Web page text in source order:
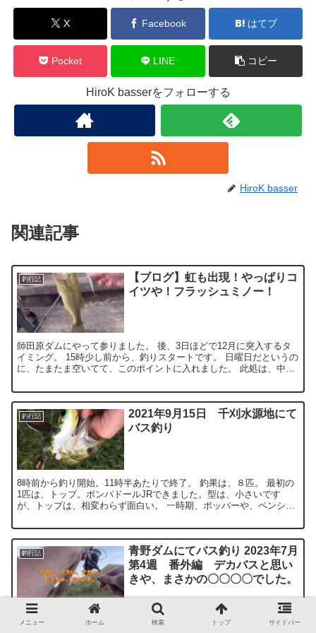
X Facebook はてブ
Pocket LINE コピー
HiroK basserをフォローする
HiroK basser
関連記事
釣行記
【ブログ】虹も出現！やっぱりコ
イツや！フラッシュミノー！
師田原ダムにやって参りました。 後、3日ほどで12月に突入するタ
イミング。 15時少し前から、釣りスタートです。 日曜日だというの
に、たまたま空いてて、このポイントに入れました。 此処は、中央
釣行記
2021年9月15日 千刈水源地にて
バス釣り
8時前から釣り開始。11時半あたりで終了。 釣果は、８匹。 最初の
1匹は、トップ。ポンパドールJRできました。型は、小さいです
が、トップは、相変わらず面白い。 一時期、ポッパーや、ペンシル
釣行記
青野ダムにてバス釣り 2023年7月
第4週 番外編 デカバスと思い
きや、まさかの〇〇〇〇でした。
青野ダムにて、18時15分～釣り開始。 此処は、青野川上流部。少し
メニュー ホーム 検索 トップ サイドバー